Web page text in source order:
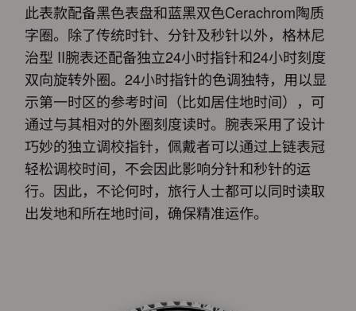
此表款配备黑色表盘和蓝黑双色Cerachrom陶质
字圈。除了传统时针、分针及秒针以外，格林尼
治型 II腕表还配备独立24小时指针和24小时刻度
双向旋转外圈。24小时指针的色调独特，用以显
示第一时区的参考时间（比如居住地时间），可
通过与其相对的外圈刻度读时。腕表采用了设计
巧妙的独立调校指针，佩戴者可以通过上链表冠
轻松调校时间，不会因此影响分针和秒针的运
行。因此，不论何时，旅行人士都可以同时读取
出发地和所在地时间，确保精准运作。